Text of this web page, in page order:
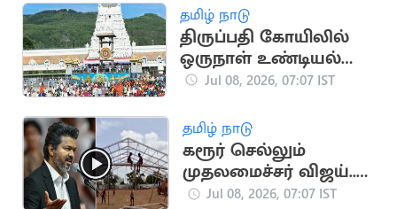
தமிழ் நாடு
திருப்பதி கோயிலில்
ஒருநாள் உண்டியல்
காணிக்கை ரூ.4.72
Jul 08, 2026, 07:07 IST
தமிழ் நாடு
கரூர் செல்லும்
முதலமைச்சர் விஜய்..
ஏற்பாடுகள் தீவிரம்
Jul 08, 2026, 07:07 IST